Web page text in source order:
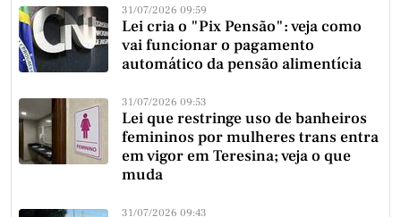
31/07/2026 09:59
Lei cria o "Pix Pensão": veja como
vai funcionar o pagamento
automático da pensão alimentícia
31/07/2026 09:53
Lei que restringe uso de banheiros
femininos por mulheres trans entra
em vigor em Teresina; veja o que
muda
31/07/2026 09:43